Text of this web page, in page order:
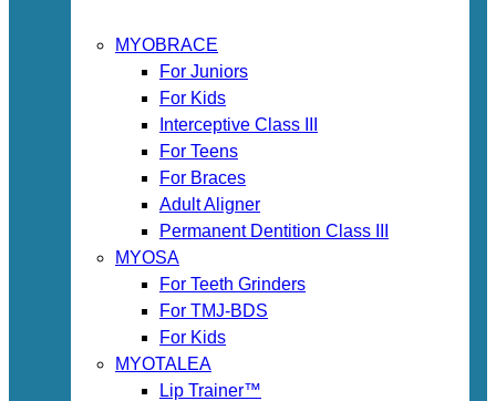
MYOBRACE
For Juniors
For Kids
Interceptive Class III
For Teens
For Braces
Adult Aligner
Permanent Dentition Class III
MYOSA
For Teeth Grinders
For TMJ-BDS
For Kids
MYOTALEA
Lip Trainer™